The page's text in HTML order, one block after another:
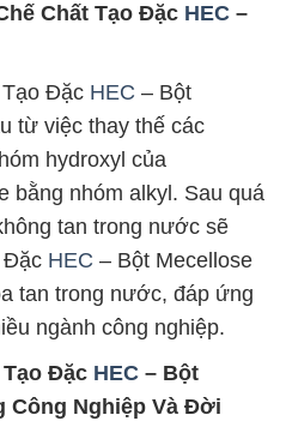
Chất Tạo Đặc HEC –
Đặc HEC – Bột
từ việc thay thế các
hydroxyl của
bằng nhóm alkyl. Sau quá
tan trong nước sẽ
Đặc HEC – Bột Mecellose
tan trong nước, đáp ứng
ngành công nghiệp.
Đặc HEC – Bột
Công Nghiệp Và Đời